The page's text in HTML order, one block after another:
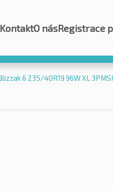
KontaktO násRegistrace
6 235/40R19 96W XL